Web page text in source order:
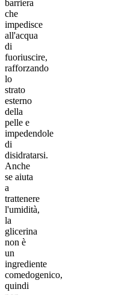
barriera
che
impedisce
all'acqua
di
fuoriuscire,
rafforzando
lo
strato
esterno
della
pelle e
impedendole
di
disidratarsi.
Anche
se aiuta
a
trattenere
l'umidità,
la
glicerina
non è
un
ingrediente
comedogenico,
quindi